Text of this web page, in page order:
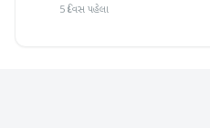
5 દિવસ પહેલા